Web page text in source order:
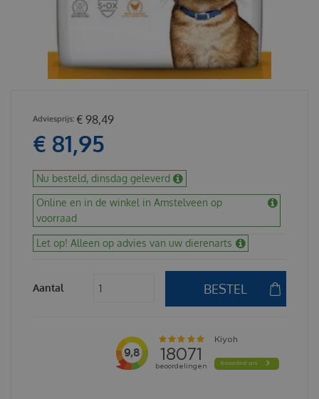
€ 98,49
€ 81,95
Nu besteld, dinsdag geleverd
Online en in de winkel in Amstelveen op
voorraad
Let op! Alleen op advies van uw dierenarts
Aantal